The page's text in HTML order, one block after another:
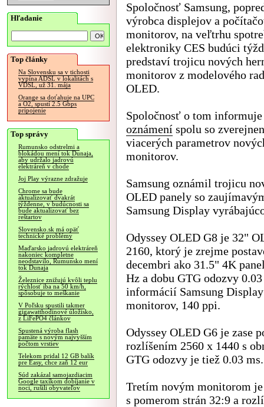
Hľadanie
Top články
Na Slovensku sa v tichosti
vypína ADSL v lokalitách s
VDSL, už 31. mája
Orange sa doťahuje na UPC
a O2, spustí 2.5 Gbps
pripojenie
Top správy
Rumunsko odstrelmi a
blokádou mení tok Dunaja,
aby udržalo jadrovú
elektráreň v chode
Joj Play výrazne zdražuje
Chrome sa bude
aktualizovať dvakrát
týždenne, v budúcnosti sa
bude aktualizovať bez
reštartov
Slovensko.sk má opäť
technické problémy
Maďarsko jadrovú elektráreň
nakoniec kompletne
neodstavilo, Rumunsko mení
tok Dunaja
Železnice znižujú kvôli teplu
rýchlosť iba na 50 km/h,
spôsobuje to meškanie
V Poľsku spustili takmer
gigawatthodinové úložisko,
z LiFePO4 článkov
Spustená výroba flash
pamäte s novým najvyšším
počtom vrstiev
Telekom pridal 12 GB balík
pre Easy, chce zaň 12 eur
Súd zakázal samojazdiacim
Google taxíkom dobíjanie v
noci, rušili obyvateľov
Spoločnosť Samsung,
výrobca displejov a
monitorov, na veľtrhu
elektroniky CES budúci
predstaví trojicu nových
monitorov z modelového
OLED.
Spoločnosť o tom
oznámení spolu so
viacerých parametrov
monitorov.
Samsung oznámil trojicu
OLED panely so
Samsung Display
Odyssey OLED G8 je 32"
2160, ktorý je zrejme
decembri ako 31.5" 4K
Hz a dobu GTG odozvy
informácií Samsung
monitorov, 140 ppi.
Odyssey OLED G6 je zase
rozlíšením 2560 x 1440 s
GTG odozvy je tiež 0.03 ms.
Tretím novým monitorom
s pomerom strán 32:9 a